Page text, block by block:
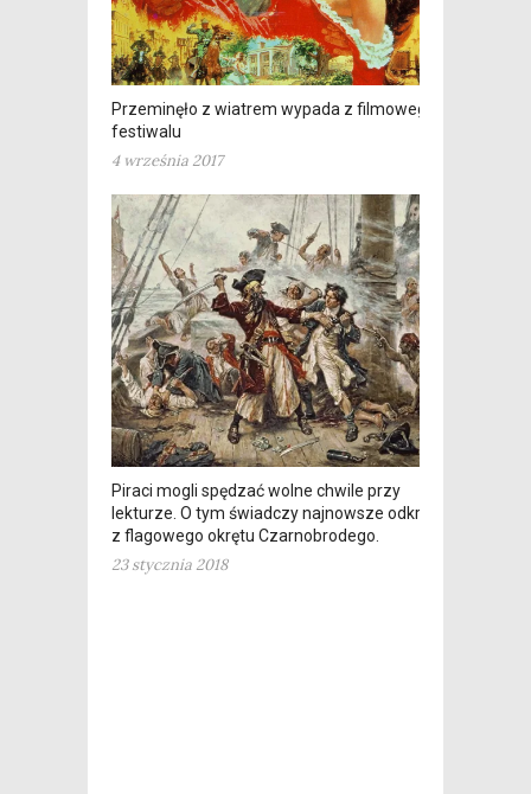
Przeminęło z wiatrem wypada z filmowego
festiwalu
4 września 2017
Piraci mogli spędzać wolne chwile przy
lekturze. O tym świadczy najnowsze odkrycie
z flagowego okrętu Czarnobrodego.
23 stycznia 2018